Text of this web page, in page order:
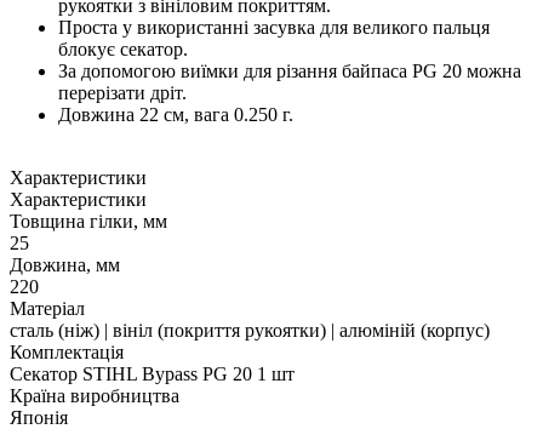
рукоятки з вініловим покриттям.
Проста у використанні засувка для великого пальця
блокує секатор.
За допомогою виїмки для різання байпаса PG 20 можна
перерізати дріт.
Довжина 22 см, вага 0.250 г.
Характеристики
Характеристики
Товщина гілки, мм
25
Довжина, мм
220
Матеріал
сталь (ніж) | вініл (покриття рукоятки) | алюміній (корпус)
Комплектація
Секатор STIHL Bypass PG 20 1 шт
Країна виробництва
Японія